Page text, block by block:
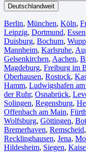
Deutschlandweit
Berlin⁠, München, Köln⁠,
Leipzig, Dortmund, Essen
Duisburg⁠, Bochum,
Mannheim, Karlsruhe,
Gelsenkirchen⁠, Aachen⁠,
Magdeburg, Freiburg im
Oberhausen⁠, Rostock⁠,
Hamm, Ludwigshafen
der Ruhr, Osnabrück⁠,
Solingen, Regensburg,
Offenbach am Main, Fürth⁠
Wolfsburg⁠, Göttingen,
Bremerhaven⁠, Remscheid,
Recklinghausen, Jena⁠,
Hildesheim⁠, Siegen⁠,